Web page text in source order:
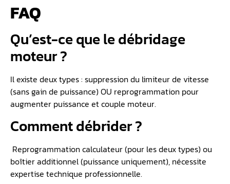
FAQ
Qu’est-ce que le débridage
moteur ?
Il existe deux types : suppression du limiteur de vitesse
(sans gain de puissance) OU reprogrammation pour
augmenter puissance et couple moteur.
Comment débrider ?
Reprogrammation calculateur (pour les deux types) ou
boîtier additionnel (puissance uniquement), nécessite
expertise technique professionnelle.